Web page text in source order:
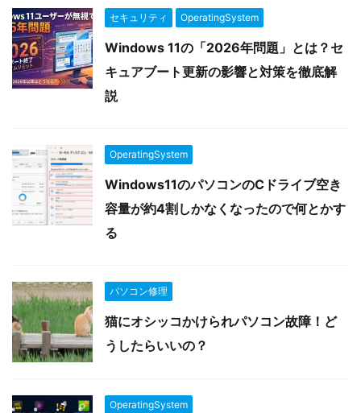
セキュリティ OperatingSystem
Windows 11の「2026年問題」とは？セ
キュアブート更新の影響と対策を徹底解
説
OperatingSystem
Windows11のパソコンのCドライブ空き
容量が約4割しかなくなったので何とかす
る
パソコン修理
猫にオシッコかけられパソコン故障！ど
うしたらいいの？
OperatingSystem